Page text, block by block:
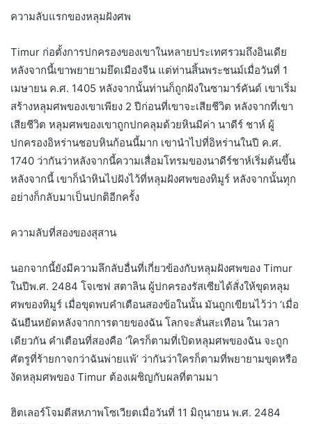
ความลับแรกของหลุมฝังศพ
Timur ก่อตั้งการปกครองของเขาในหลายประเทศรวมถึงอินเดีย
หลังจากนี้เขาพยายามยึดเมืองจีน แต่ท่านสิ้นพระชนม์เมื่อวันที่ 1
เมษายน ค.ศ. 1405 หลังจากนั้นท่านก็ถูกฝังในซามาร์คันด์ เขาเริ่ม
สร้างหลุมศพของเขาเพียง 2 ปีก่อนที่เขาจะเสียชีวิต หลังจากที่เขา
เสียชีวิต หลุมศพของเขาถูกปกคลุมด้วยหินมีค่า นาดีร์ ชาห์ ผู้
ปกครองอิหร่านชอบหินก้อนนี้มาก เขานำไปที่อิหร่านในปี ค.ศ.
1740 ว่ากันว่าหลังจากนี้ความเสื่อมโทรมของนาดีร์ชาห์เริ่มต้นขึ้น
หลังจากนี้ เขาก็นำหินไปฝังไว้ที่หลุมฝังศพของทิมูร์ หลังจากนั้นทุก
อย่างก็กลับมาเป็นปกติอีกครั้ง
ความลับที่สองของสุสาน
นอกจากนี้ยังมีความลึกลับอื่นที่เกี่ยวข้องกับหลุมฝังศพของ Timur
ในปีพ.ศ. 2484 โจเซฟ สตาลิน ผู้ปกครองรัสเซียได้สั่งให้ขุดหลุม
ศพของทิมูร์ เมื่อขุดพบคำเตือนสองข้อในนั้น มันถูกเขียนไว้ว่า ‘เมื่อ
ฉันยืนหยัดหลังจากการตายของฉัน โลกจะสั่นสะเทือน ในเวลา
เดียวกัน คำเตือนที่สองคือ ‘ใครก็ตามที่เปิดหลุมศพของฉัน จะถูก
ศัตรูที่ร้ายกาจกว่าฉันพ่ายแพ้’ ว่ากันว่าใครก็ตามที่พยายามขุดหรือ
งัดหลุมศพของ Timur ต้องเผชิญกับผลที่ตามมา
ฮิตเลอร์โจมตีสหภาพโซเวียตเมื่อวันที่ 11 มิถุนายน พ.ศ. 2484